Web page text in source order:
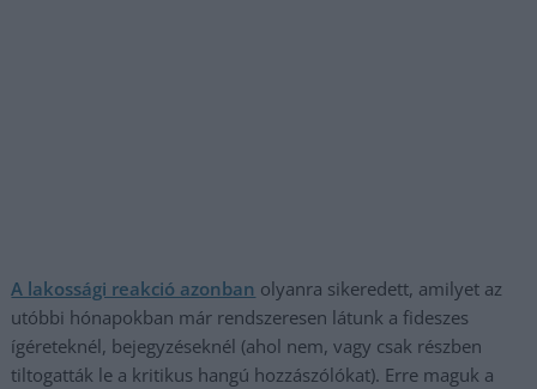
A lakossági reakció azonban olyanra sikeredett, amilyet az
utóbbi hónapokban már rendszeresen látunk a fideszes
ígéreteknél, bejegyzéseknél (ahol nem, vagy csak részben
tiltogatták le a kritikus hangú hozzászólókat). Erre maguk a